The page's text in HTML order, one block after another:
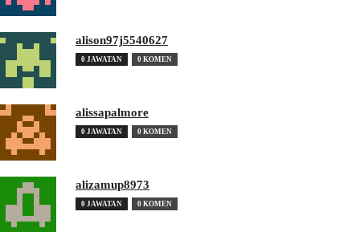
alison97j5540627
0 JAWATAN 0 KOMEN
alissapalmore
0 JAWATAN 0 KOMEN
alizamup8973
0 JAWATAN 0 KOMEN